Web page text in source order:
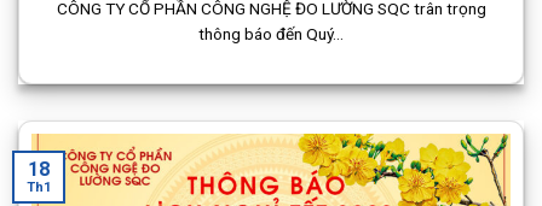
CÔNG TY CỔ PHẦN CÔNG NGHỆ ĐO LƯỜNG SQC trân trọng
thông báo đến Quý...
18
Th1